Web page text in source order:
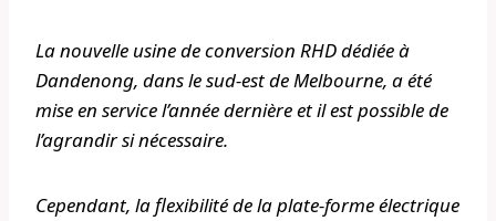
La nouvelle usine de conversion RHD dédiée à
Dandenong, dans le sud-est de Melbourne, a été
mise en service l’année dernière et il est possible de
l’agrandir si nécessaire.
Cependant, la flexibilité de la plate-forme électrique